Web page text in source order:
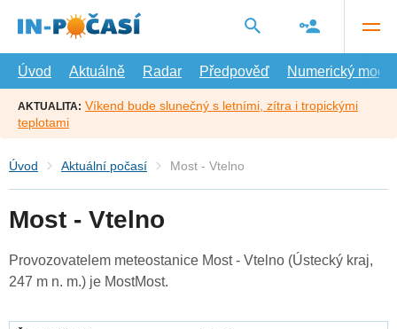
hlavní
Úvod
Aktuálně Radar Předpověď Numerický model
AKTUALITA: Víkend bude slunečný s letními, zítra i tropickými
teplotami
Úvod Aktuální počasí Most - Vtelno
Most - Vtelno
Provozovatelem meteostanice Most - Vtelno (Ústecký kraj,
247 m n. m.) je MostMost.